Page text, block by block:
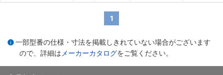
1
一部型番の仕様・寸法を掲載しきれていない場合がございます
ので、詳細は メーカーカタログをご覧ください。